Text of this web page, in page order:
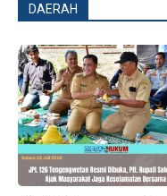
DAERAH